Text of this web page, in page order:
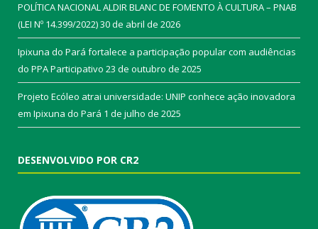
POLÍTICA NACIONAL ALDIR BLANC DE FOMENTO À CULTURA – PNAB
(LEI Nº 14.399/2022)30 de abril de 2026
Ipixuna do Pará fortalece a participação popular com audiências
do PPA Participativo 23 de outubro de 2025
Projeto Ecóleo atrai universidade: UNIP conhece ação inovadora
em Ipixuna do Pará 1 de julho de 2025
DESENVOLVIDO POR CR2